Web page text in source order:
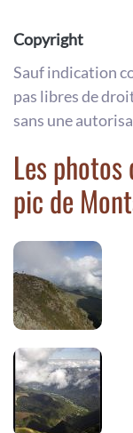
Copyright
Sauf indication
pas libres de
sans une
Les photos
pic de